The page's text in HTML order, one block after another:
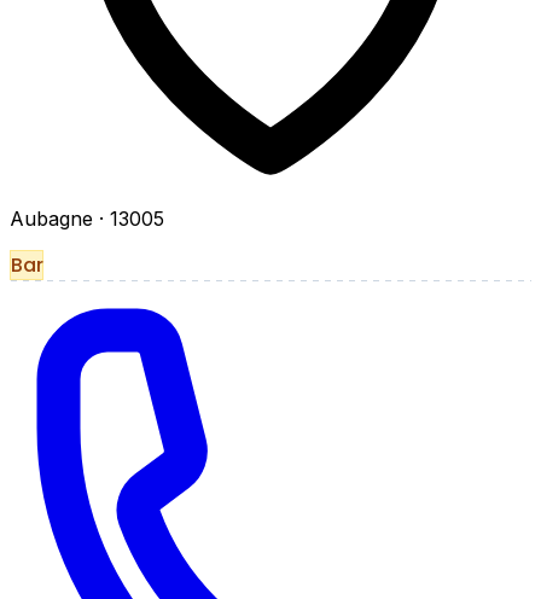
Aubagne · 13005
Bar